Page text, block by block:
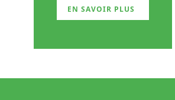
EN SAVOIR PLUS